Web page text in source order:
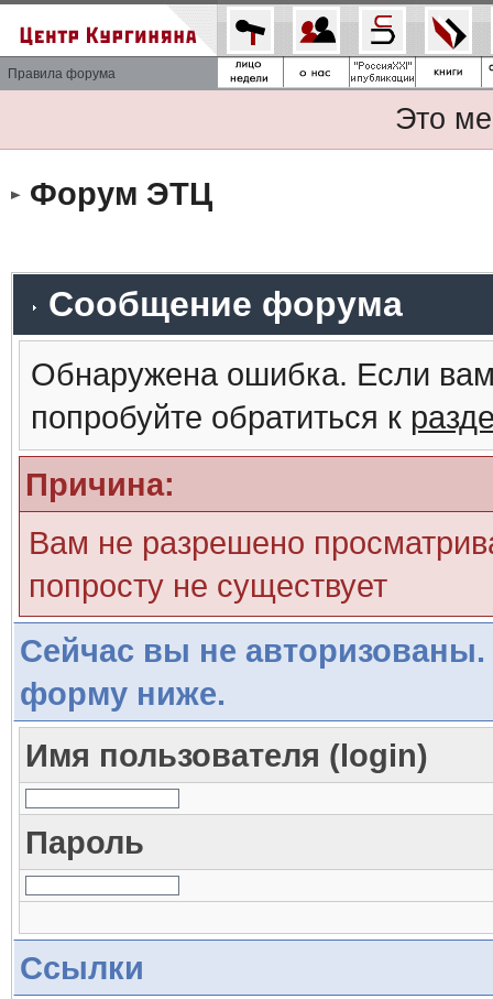
Правила форума
Это
Форум ЭТЦ
Сообщение форума
Обнаружена ошибка. Если
попробуйте обратиться к
Причина:
Вам не разрешено
попросту не существует
Сейчас вы не авторизованы.
форму ниже.
Имя пользователя (login)
Пароль
Ссылки